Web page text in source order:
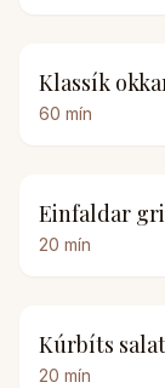
Klassík
60 mín
Einfaldar
20 mín
Kúrbíts
20 mín